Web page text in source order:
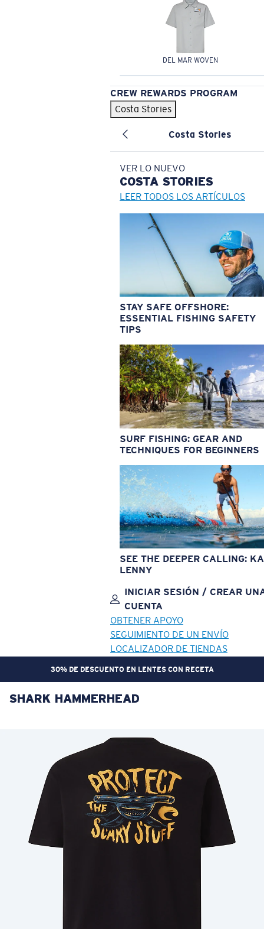
DEL MAR WOVEN
CREW REWARDS PROGRAM
Costa Stories
Costa Stories
VER LO NUEVO
COSTA STORIES
LEER TODOS LOS ARTÍCULOS
STAY SAFE OFFSHORE:
ESSENTIAL FISHING SAFETY
TIPS
SURF FISHING: GEAR AND
TECHNIQUES FOR BEGINNERS
SEE THE DEEPER CALLING:
LENNY
INICIAR SESIÓN / CREAR
CUENTA
OBTENER APOYO
SEGUIMIENTO DE UN ENVÍO
LOCALIZADOR DE TIENDAS
30% DE DESCUENTO EN LENTES CON RECETA
OBJETIVO ACTUALIZADO
Precio:
Cantidad:
Precio: Sin cargo
Cantidad:
SHARK HAMMERHEAD